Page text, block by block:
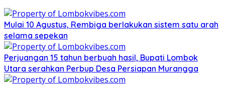
Mulai 10 Agustus, Rembiga berlakukan sistem satu arah
selama sepekan
Perjuangan 15 tahun berbuah hasil, Bupati Lombok
Utara serahkan Perbup Desa Persiapan Murangga